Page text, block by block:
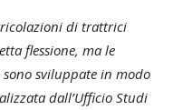
di trattrici
flessione, ma le
sviluppate in modo
dall’Ufficio Studi